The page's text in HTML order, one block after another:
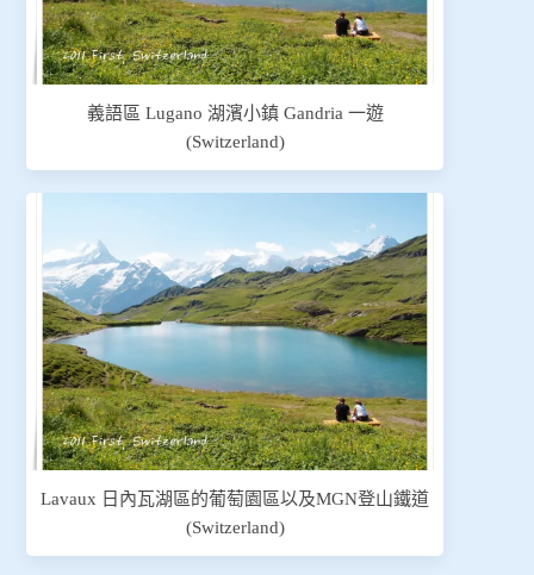
義語區 Lugano 湖濱小鎮 Gandria 一遊
(Switzerland)
Lavaux 日內瓦湖區的葡萄園區以及MGN登山鐵道
(Switzerland)